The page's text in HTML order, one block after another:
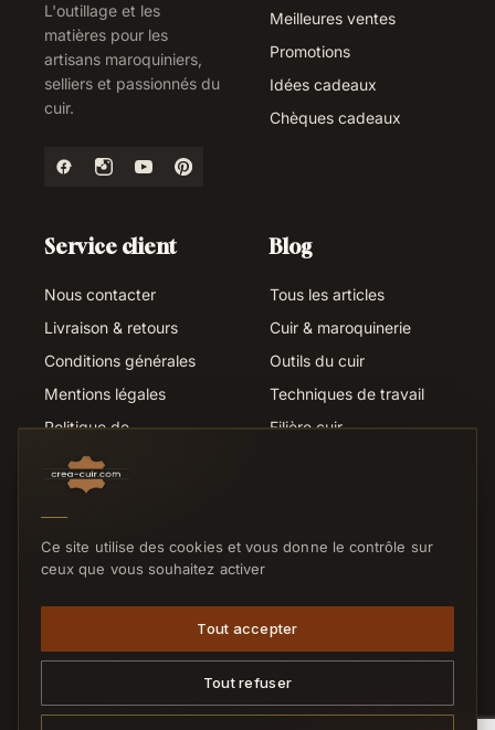
L'outillage et les
matières pour les
artisans maroquiniers,
selliers et passionnés du
cuir.
Meilleures ventes
Promotions
Idées cadeaux
Chèques cadeaux
Service client
Nous contacter
Livraison & retours
Conditions générales
Mentions légales
Politique de
Suivi de commande
Liens utiles
Blog
Tous les articles
Cuir & maroquinerie
Outils du cuir
Techniques de travail
Filière cuir
© 2026 Crea-Cuir.com — Tous droits réservés.
Ce site utilise des cookies et vous donne le contrôle sur
ceux que vous souhaitez activer
Tout accepter
Tout refuser